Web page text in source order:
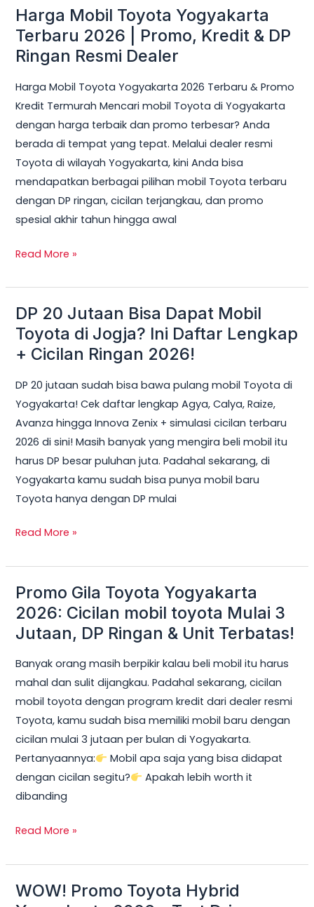
Harga Mobil Toyota Yogyakarta
Terbaru 2026 | Promo, Kredit & DP
Ringan Resmi Dealer
Harga Mobil Toyota Yogyakarta 2026 Terbaru & Promo
Kredit Termurah Mencari mobil Toyota di Yogyakarta
dengan harga terbaik dan promo terbesar? Anda
berada di tempat yang tepat. Melalui dealer resmi
Toyota di wilayah Yogyakarta, kini Anda bisa
mendapatkan berbagai pilihan mobil Toyota terbaru
dengan DP ringan, cicilan terjangkau, dan promo
spesial akhir tahun hingga awal
Harga
Mobil
Toyota
Terbaru
2026
|
Promo,
Kredit
&
DP
Ringan
Dealer
Read More »
DP 20 Jutaan Bisa Dapat Mobil
Toyota di Jogja? Ini Daftar Lengkap
+ Cicilan Ringan 2026!
DP 20 jutaan sudah bisa bawa pulang mobil Toyota di
Yogyakarta! Cek daftar lengkap Agya, Calya, Raize,
Avanza hingga Innova Zenix + simulasi cicilan terbaru
2026 di sini! Masih banyak yang mengira beli mobil itu
harus DP besar puluhan juta. Padahal sekarang, di
Yogyakarta kamu sudah bisa punya mobil baru
Toyota hanya dengan DP mulai
DP
20
Jutaan
Dapat
Mobil
Toyota
di
Jogja?
Ini
Daftar
+
2026!
Read More »
Promo Gila Toyota Yogyakarta
2026: Cicilan mobil toyota Mulai 3
Jutaan, DP Ringan & Unit Terbatas!
Banyak orang masih berpikir kalau beli mobil itu harus
mahal dan sulit dijangkau. Padahal sekarang, cicilan
mobil toyota dengan program kredit dari dealer resmi
Toyota, kamu sudah bisa memiliki mobil baru dengan
cicilan mulai 3 jutaan per bulan di Yogyakarta.
Pertanyaannya:
Mobil apa saja yang bisa didapat
dengan cicilan segitu?
Apakah lebih worth it
dibanding
Promo
Gila
Toyota
2026:
Cicilan
mobil
toyota
Mulai
3
Jutaan,
DP
&
Read More »
WOW! Promo Toyota Hybrid
WOW!